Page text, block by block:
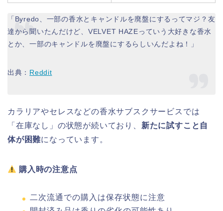
「Byredo、一部の香水とキャンドルを廃盤にするってマジ？友
達から聞いたんだけど、VELVET HAZEっていう大好きな香水
とか、一部のキャンドルを廃盤にするらしいんだよね！」
出典： Reddit
カラリアやセレスなどの香水サブスクサービスでは
「在庫なし」の状態が続いており、 新たに試すこと自
体が困難になっています。
購入時の注意点
二次流通での購入は保存状態に注意